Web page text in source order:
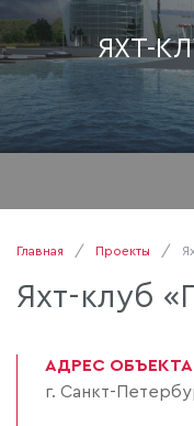
ЯХТ-
Главная Проекты
Яхт-клуб
АДРЕС ОБЪЕКТА
г. Санкт-